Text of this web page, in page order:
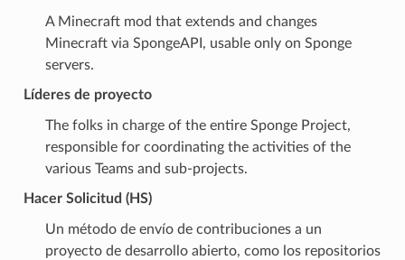
A Minecraft mod that extends and changes
Minecraft via SpongeAPI, usable only on Sponge
servers.
Líderes de proyecto
The folks in charge of the entire Sponge Project,
responsible for coordinating the activities of the
various Teams and sub-projects.
Hacer Solicitud (HS)
Un método de envío de contribuciones a un
proyecto de desarrollo abierto, como los repositorios